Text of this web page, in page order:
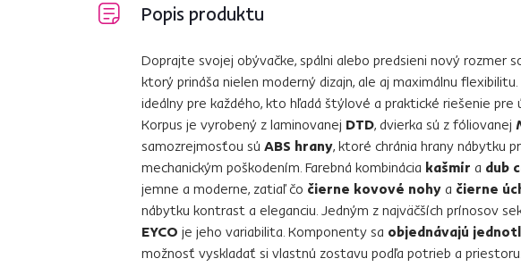
Popis produktu
Doprajte svojej obývačke, spálni alebo predsieni nový rozmer
ktorý prináša nielen moderný dizajn, ale aj maximálnu
ideálny pre každého, kto hľadá štýlové a praktické riešenie pre
Korpus je vyrobený z laminovanej DTD, dvierka sú z fóliovanej
samozrejmosťou sú ABS hrany, ktoré chránia hrany nábytku
mechanickým poškodením. Farebná kombinácia kašmír a dub
jemne a moderne, zatiaľ čo čierne kovové nohy a čierne
nábytku kontrast a eleganciu. Jedným z najväčších prínosov
EYCO je jeho variabilita. Komponenty sa objednávajú
možnosť vyskladať si vlastnú zostavu podľa potrieb a priestoru.